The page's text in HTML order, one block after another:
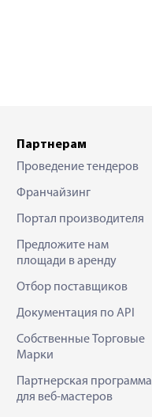
Партнерам
Проведение тендеров
Франчайзинг
Портал производителя
Предложите нам
площади в аренду
Отбор поставщиков
Документация по API
Собственные Торговые
Марки
Партнерская программа
для веб-мастеров